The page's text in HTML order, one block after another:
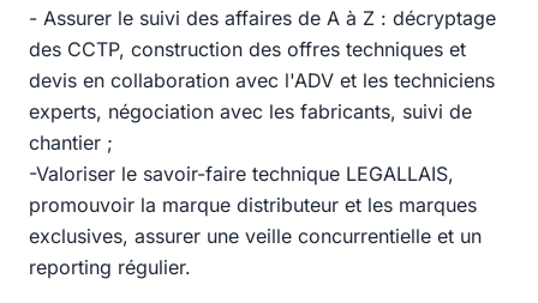
- Assurer le suivi des affaires de A à Z : décryptage
des CCTP, construction des offres techniques et
devis en collaboration avec l'ADV et les techniciens
experts, négociation avec les fabricants, suivi de
chantier ;
-Valoriser le savoir-faire technique LEGALLAIS,
promouvoir la marque distributeur et les marques
exclusives, assurer une veille concurrentielle et un
reporting régulier.